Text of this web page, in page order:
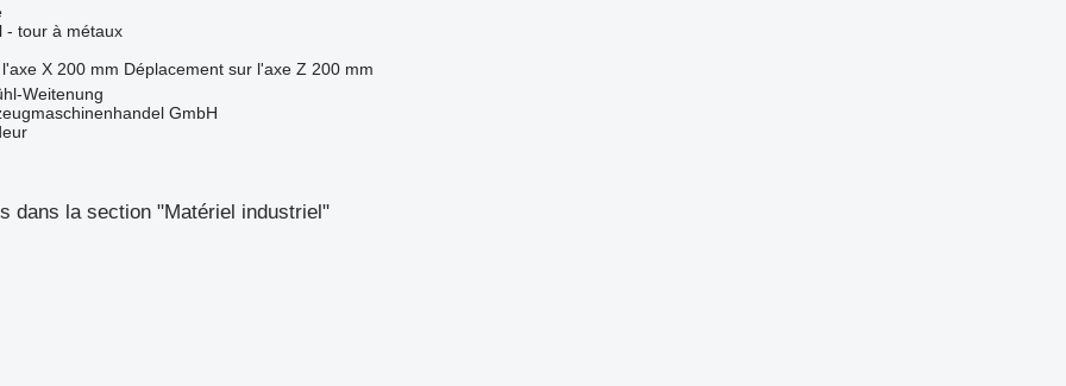
- tour à métaux
X 200 mm Déplacement sur l'axe Z 200 mm
Weitenung
GmbH
dans la section "Matériel industriel"